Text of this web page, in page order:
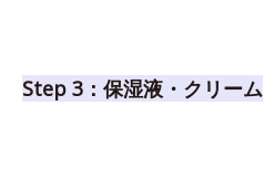
Step 3：保湿液・クリーム